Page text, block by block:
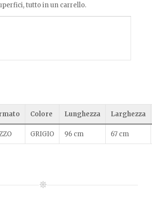
tutto in un carrello.
Colore Lunghezza Larghezza
GRIGIO 96 cm 67 cm